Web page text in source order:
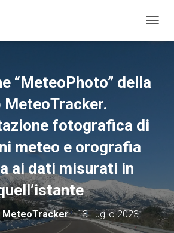
A
G
L
“MeteoPhoto” della
MeteoTracker.
fotografica di
meteo e orografia
ai dati misurati in
MeteoTrackeril13 Luglio 2023